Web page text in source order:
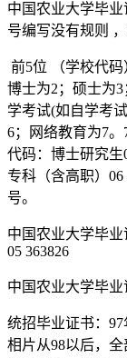
中国农业大学毕
号编写没有规则 ，
前5位 （学校代码
博士为2；硕士为
学考试(如自学考
6；网络教育为7
代码：博士研究生
专科（含高职）
号。
中国农业大学毕
05 363826
中国农业大学毕业
统招毕业证书：97
相片从98以后，全